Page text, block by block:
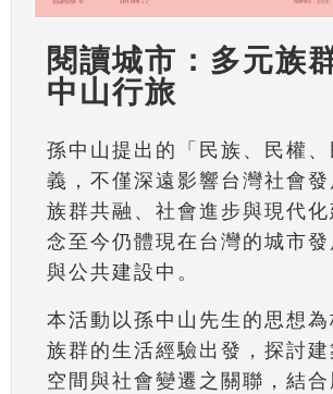
閱讀城市：多元族
中山行旅
孫中山提出的「民族、民權
義，不僅深遠影響台灣社會
族群共融、社會進步與現代
念至今仍體現在台灣的城市
與公共建設中。
本活動以孫中山先生的思想為
族群的生活經驗出發，探討
空間與社會變遷之關聯，結